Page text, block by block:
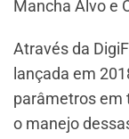
Mancha Alvo e
Através da
lançada em
parâmetros em
o manejo